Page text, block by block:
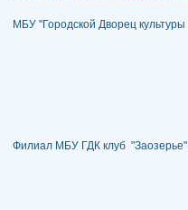
МБУ "Городской Дворец культуры
Филиал МБУ ГДК клуб "Заозерье"